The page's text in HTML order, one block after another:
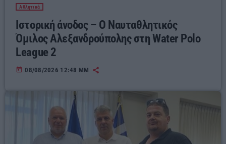
Αθλητικά
Ιστορική άνοδος – Ο Ναυταθλητικός
Όμιλος Αλεξανδρούπολης στη Water Polo
League 2
today 08/08/2026 12:48 ΜΜ